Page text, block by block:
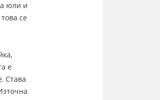
юли и
се
е
Става